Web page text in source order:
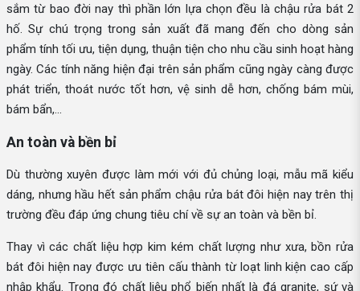
sắm từ bao đời nay thì phần lớn lựa chọn đều là chậu rửa bát 2
hố. Sự chú trọng trong sản xuất đã mang đến cho dòng sản
phẩm tính tối ưu, tiện dụng, thuận tiện cho nhu cầu sinh hoạt hàng
ngày. Các tính năng hiện đại trên sản phẩm cũng ngày càng được
phát triển, thoát nước tốt hơn, vệ sinh dễ hơn, chống bám mùi,
bám bẩn,...
An toàn và bền bỉ
Dù thường xuyên được làm mới với đủ chủng loại, mẫu mã kiểu
dáng, nhưng hầu hết sản phẩm chậu rửa bát đôi hiện nay trên thị
trường đều đáp ứng chung tiêu chí về sự an toàn và bền bỉ.
Thay vì các chất liệu hợp kim kém chất lượng như xưa, bồn rửa
bát đôi hiện nay được ưu tiên cấu thành từ loạt linh kiện cao cấp
nhập khẩu. Trong đó chất liệu phổ biến nhất là đá granite, sứ và